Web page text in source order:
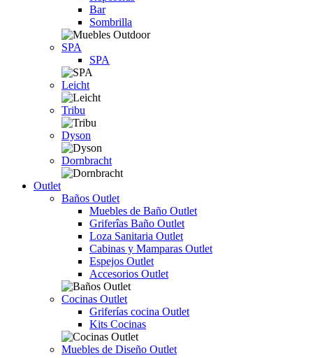
Bar
Sombrilla
SPA
SPA
Leicht
Tribu
Dyson
Dornbracht
Outlet
Baños Outlet
Muebles de Baño Outlet
Griferîas Baño Outlet
Loza Sanitaria Outlet
Cabinas y Mamparas Outlet
Espejos Outlet
Accesorios Outlet
Cocinas Outlet
Griferías cocina Outlet
Kits Cocinas
Muebles de Diseño Outlet